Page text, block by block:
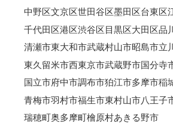
中野区文京区世田谷区墨田区台東区
千代田区港区渋谷区目黒区大田区品
清瀬市東大和市武蔵村山市昭島市立
東久留米市西東京市武蔵野市国分寺
国立市府中市調布市狛江市多摩市稲
青梅市羽村市福生市東村山市八王子
瑞穂町奥多摩町檜原村あきる野市